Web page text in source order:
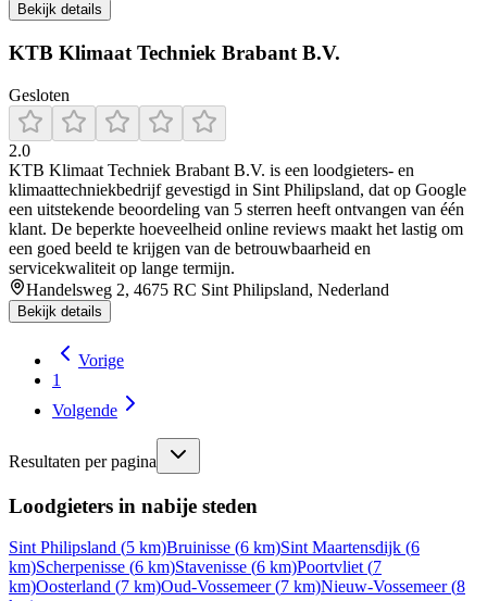
Bekijk details
KTB Klimaat Techniek Brabant B.V.
Gesloten
2.0
KTB Klimaat Techniek Brabant B.V. is een loodgieters- en
klimaattechniekbedrijf gevestigd in Sint Philipsland, dat op Google
een uitstekende beoordeling van 5 sterren heeft ontvangen van één
klant. De beperkte hoeveelheid online reviews maakt het lastig om
een goed beeld te krijgen van de betrouwbaarheid en
servicekwaliteit op lange termijn.
Handelsweg 2, 4675 RC Sint Philipsland, Nederland
Bekijk details
Vorige
1
Volgende
Resultaten per pagina
Loodgieters in nabije steden
Sint Philipsland (5 km)Bruinisse (6 km)Sint Maartensdijk (6
km)Scherpenisse (6 km)Stavenisse (6 km)Poortvliet (7
km)Oosterland (7 km)Oud-Vossemeer(7 km)Nieuw-Vossemeer(8